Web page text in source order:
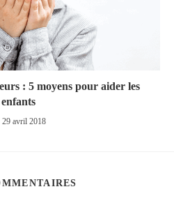
: 5 moyens pour aider les
enfants
29 avril 2018